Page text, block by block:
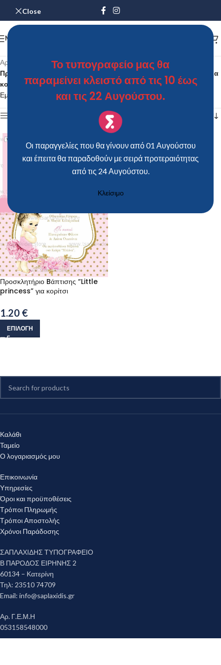
Close
Το τυπογραφείο μας θα
παραμείνει κλειστό από τις 10 έως
και τις 22 Αυγούστου.
Οι παραγγελίες που θα γίνουν από 01 Αυγούστου
και έπειτα θα παραδοθούν με σειρά προτεραιότητας
από τις 24 Αυγούστου.
Κλείσιμο
MENU
Αρχική σελίδα
Προϊόντα με ετικέτα “Προσκλητήριο Bάπτισης "Little princess" για
κορίτσι”
Εμφάνιση του μοναδικού αποτελέσματος
Προσκλητήριο Bάπτισης “Little
princess” για κορίτσι
1.20 €
ΕΠΙΛΟΓΉ
Καλάθι
Ταμείο
Ο λογαριασμός μου
Επικοινωνία
Υπηρεσίες
Όροι και προϋποθέσεις
Τρόποι Πληρωμής
Τρόποι Αποστολής
Χρόνοι Παράδοσης
ΣΑΠΛΑΧΙΔΗΣ ΤΥΠΟΓΡΑΦΕΙΟ
Β ΠΑΡΟΔΟΣ ΕΙΡΗΝΗΣ 2
60134 – Κατερίνη
Τηλ: 23510 74709
Email: info@saplaxidis.gr
Αρ. Γ.Ε.Μ.Η
053158548000